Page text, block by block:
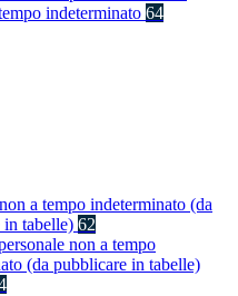
indeterminato 64
a tempo indeterminato (da
in tabelle) 62
non a tempo
(da pubblicare in tabelle)